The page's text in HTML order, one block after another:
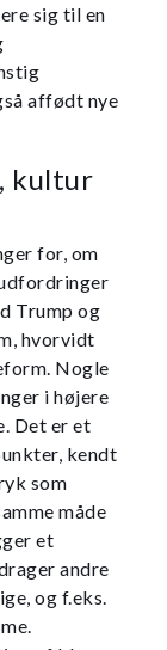
sig til en
affødt nye
kultur
for, om
Trump og
hvorvidt
Nogle
i højere
Det er et
kendt
som
måde
et
andre
og f.eks.